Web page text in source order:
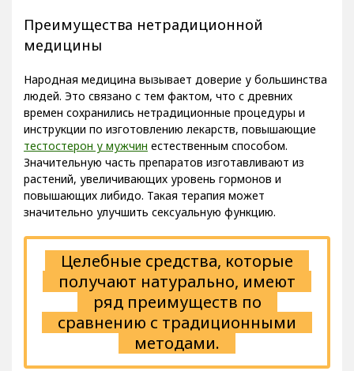
Преимущества нетрадиционной
медицины
Народная медицина вызывает доверие у большинства
людей. Это связано с тем фактом, что с древних
времен сохранились нетрадиционные процедуры и
инструкции по изготовлению лекарств, повышающие
тестостерон у мужчинестественным способом.
Значительную часть препаратов изготавливают из
растений, увеличивающих уровень гормонов и
повышающих либидо. Такая терапия может
значительно улучшить сексуальную функцию.
Целебные средства, которые
получают натурально, имеют
ряд преимуществ по
сравнению с традиционными
методами.